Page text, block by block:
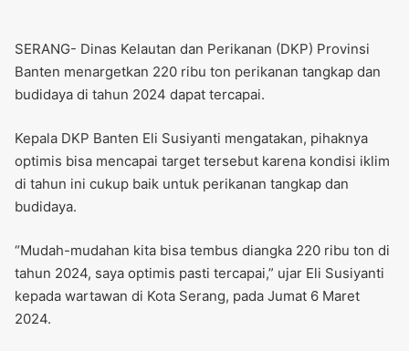
SERANG- Dinas Kelautan dan Perikanan (DKP) Provinsi
Banten menargetkan 220 ribu ton perikanan tangkap dan
budidaya di tahun 2024 dapat tercapai.
Kepala DKP Banten Eli Susiyanti mengatakan, pihaknya
optimis bisa mencapai target tersebut karena kondisi iklim
di tahun ini cukup baik untuk perikanan tangkap dan
budidaya.
“Mudah-mudahan kita bisa tembus diangka 220 ribu ton di
tahun 2024, saya optimis pasti tercapai,” ujar Eli Susiyanti
kepada wartawan di Kota Serang, pada Jumat 6 Maret
2024.